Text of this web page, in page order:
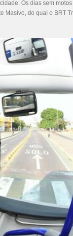
Os dias sem
Masivo, do qual o BRT